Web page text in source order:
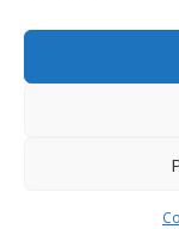
Preuzimanje
izvora i linka.